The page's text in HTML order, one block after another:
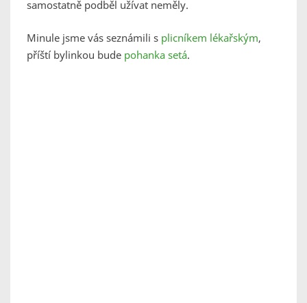
samostatně podběl užívat neměly.
Minule jsme vás seznámili s plicníkem lékařským,
příští bylinkou bude pohanka setá.